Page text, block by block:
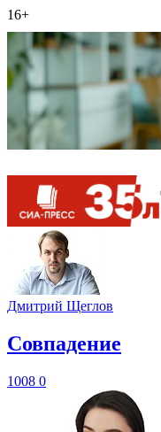
16+
Дмитрий Щеглов
​Совпадение
1008 0